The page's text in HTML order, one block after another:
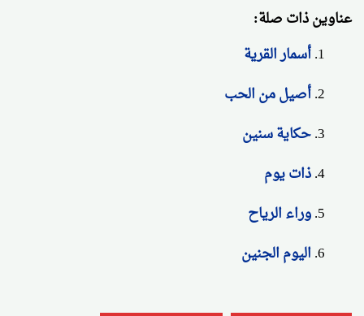
عناوين ذات صلة:
أسمار القرية
أصيل من الحب
حكاية سنين
ذات يوم
وراء الرياح
اليوم الجنين